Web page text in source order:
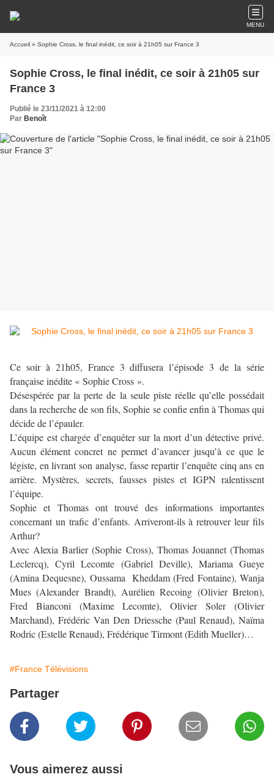
MENU
Accueil » Sophie Cross, le final inédit, ce soir à 21h05 sur France 3
Sophie Cross, le final inédit, ce soir à 21h05 sur
France 3
Publié le 23/11/2021 à 12:00
Par Benoît
Ce soir à 21h05, France 3 diffusera l’épisode 3 de la série
française inédite « Sophie Cross ».
Désespérée par la perte de la seule piste réelle qu’elle possédait
dans la recherche de son fils, Sophie se confie enfin à Thomas qui
décide de l’épauler.
L’équipe est chargée d’enquêter sur la mort d’un détective privé.
Aucun élément concret ne permet d’avancer jusqu’à ce que le
légiste, en livrant son analyse, fasse repartir l’enquête cinq ans en
arrière. Mystères, secrets, fausses pistes et IGPN ralentissent
l’équipe.
Sophie et Thomas ont trouvé des informations importantes
concernant un trafic d’enfants. Arriveront-ils à retrouver leur fils
Arthur?
Avec Alexia Barlier (Sophie Cross), Thomas Jouannet (Thomas
Leclercq), Cyril Lecomte (Gabriel Deville), Mariama Gueye
(Amina Dequesne), Oussama Kheddam (Fred Fontaine), Wanja
Mues (Alexander Brandt), Aurélien Recoing (Olivier Breton),
Fred Bianconi (Maxime Lecomte), Olivier Soler (Olivier
Marchand), Frédéric Van Den Driessche (Paul Renaud), Naïma
Rodric (Estelle Renaud), Frédérique Tirmont (Edith Mueller)…
#France Télévisions
Partager
Vous aimerez aussi